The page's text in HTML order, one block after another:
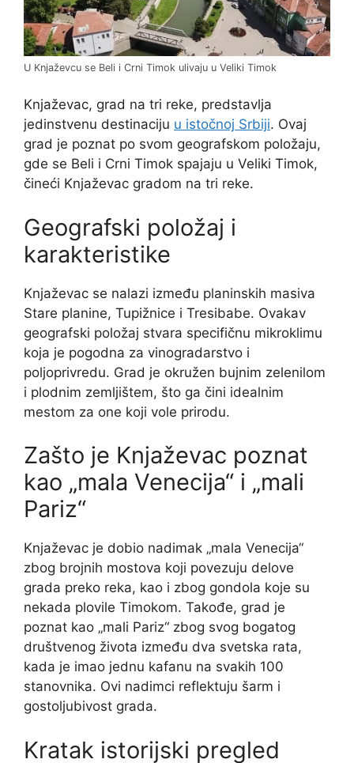
U Knjaževcu se Beli i Crni Timok ulivaju u Veliki Timok
Knjaževac, grad na tri reke, predstavlja
jedinstvenu destinaciju u istočnoj Srbiji. Ovaj
grad je poznat po svom geografskom položaju,
gde se Beli i Crni Timok spajaju u Veliki Timok,
čineći Knjaževac gradom na tri reke.
Geografski položaj i
karakteristike
Knjaževac se nalazi između planinskih masiva
Stare planine, Tupižnice i Tresibabe. Ovakav
geografski položaj stvara specifičnu mikroklimu
koja je pogodna za vinogradarstvo i
poljoprivredu. Grad je okružen bujnim zelenilom
i plodnim zemljištem, što ga čini idealnim
mestom za one koji vole prirodu.
Zašto je Knjaževac poznat
kao „mala Venecija“ i „mali
Pariz“
Knjaževac je dobio nadimak „mala Venecija“
zbog brojnih mostova koji povezuju delove
grada preko reka, kao i zbog gondola koje su
nekada plovile Timokom. Takođe, grad je
poznat kao „mali Pariz“ zbog svog bogatog
društvenog života između dva svetska rata,
kada je imao jednu kafanu na svakih 100
stanovnika. Ovi nadimci reflektuju šarm i
gostoljubivost grada.
Kratak istorijski pregled